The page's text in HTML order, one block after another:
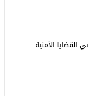
القضايا الأمنية